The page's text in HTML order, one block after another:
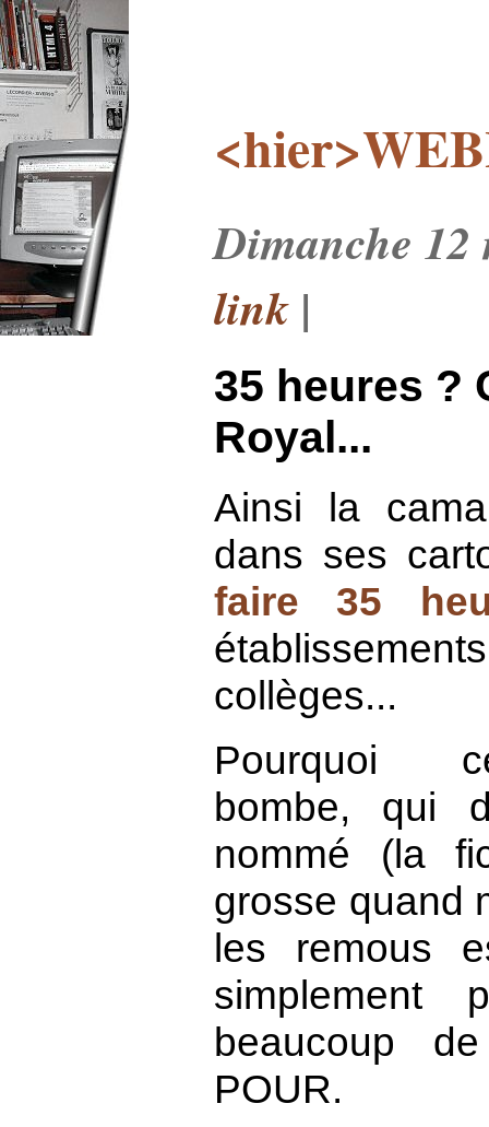
Dimanche 12
link |
35 heures ?
Royal...
Ainsi la
dans ses
faire 35
collèges...
Pourquoi
bombe, qui
nommé (la
grosse quand
les remous
beaucoup
POUR.